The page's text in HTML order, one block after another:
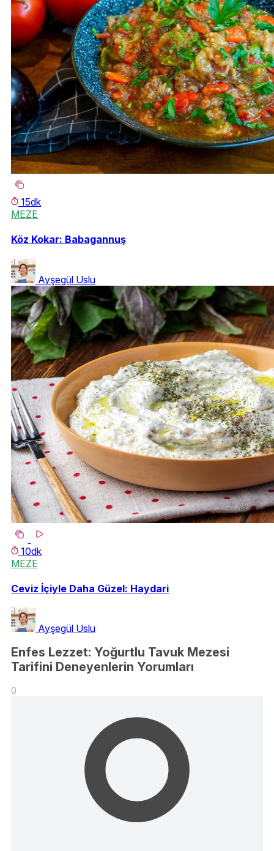
15dk
MEZE
Köz Kokar: Babagannuş
Ayşegül Uslu
10dk
MEZE
Ceviz İçiyle Daha Güzel: Haydari
Ayşegül Uslu
Enfes Lezzet: Yoğurtlu Tavuk Mezesi
Tarifini Deneyenlerin Yorumları
0